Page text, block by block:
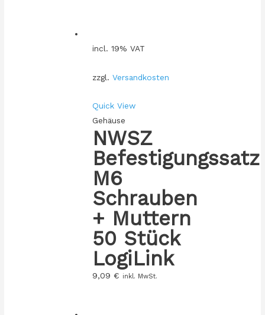
incl. 19% VAT
zzgl. Versandkosten
Quick View
Gehäuse
NWSZ
Befestigungssatz
M6
Schrauben
+ Muttern
50 Stück
LogiLink
9,09 € inkl. MwSt.